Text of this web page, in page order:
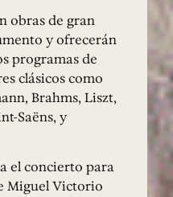
obras de gran
y ofrecerán
programas de
clásicos como
Brahms, Liszt,
Saëns, y
el concierto para
Miguel Victorio